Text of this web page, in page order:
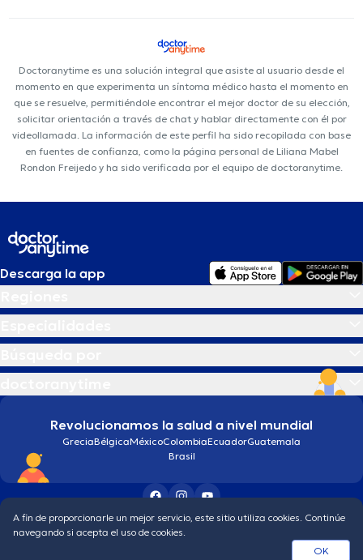
Doctoranytime es una solución integral que asiste al usuario desde el
momento en que experimenta un síntoma médico hasta el momento en
que se resuelve, permitiéndole encontrar el mejor doctor de su elección,
solicitar orientación a través de chat y hablar directamente con él por
videollamada. La información de este perfil ha sido recopilada con base
en fuentes de confianza, como la página personal de Liliana Mabel
Rondon Freijedo y ha sido verificada por el equipo de doctoranytime.
Descarga la app
Revolucionamos la salud a nivel mundial
GreciaBélgicaMéxicoColombiaEcuadorGuatemala
Brasil
Condiciones generales
Política de protección de los datos personales
A fin de proporcionarle un mejor servicio, este sitio utiliza cookies. Continúe
navegando si acepta el uso de cookies.
OK